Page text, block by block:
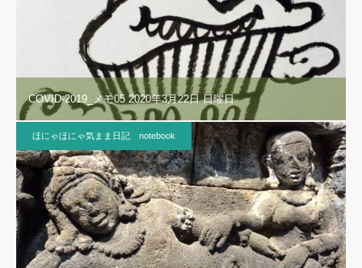
COVID-2019_メモ05 2020年3月22日 日曜日
ほにゃほにゃ気まま日記 notebook